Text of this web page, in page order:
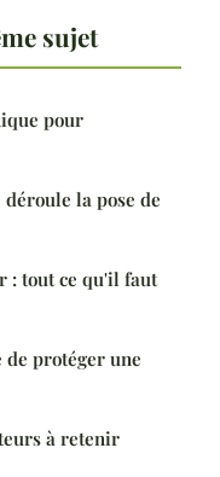
sujet
pour
la pose de
: tout ce qu'il faut
protéger une
à retenir